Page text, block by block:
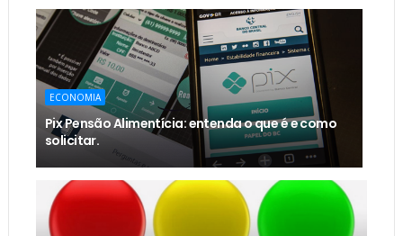
ECONOMIA
Pix Pensão Alimentícia: entenda o que é e como
solicitar.